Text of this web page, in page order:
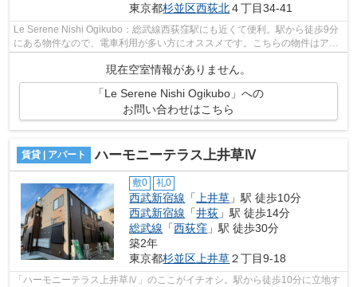
東京都杉並区西荻北４丁目34-41
Le Serene Nishi Ogikubo：総武線西荻窪駅にも近くて便利。駅から徒歩9分
にある物件なので、電車利用が多い方にオススメです。こちらの物件はアパ
ートです。2駅利用可能で利便性の高い...
現在空室情報がありません。
「Le Serene Nishi Ogikubo」への
お問い合わせはこちら
賃貸 | アパート ハーモニーテラス上井草Ⅳ
敷0 礼0
西武新宿線 「上井草 」駅 徒歩10分
西武新宿線 「井荻 」駅 徒歩14分
総武線 「西荻窪 」駅 徒歩30分
築2年
東京都杉並区上井草２丁目9-18
「ハーモニーテラス上井草Ⅳ」のここがイチオシ。駅から徒歩10分に立地す